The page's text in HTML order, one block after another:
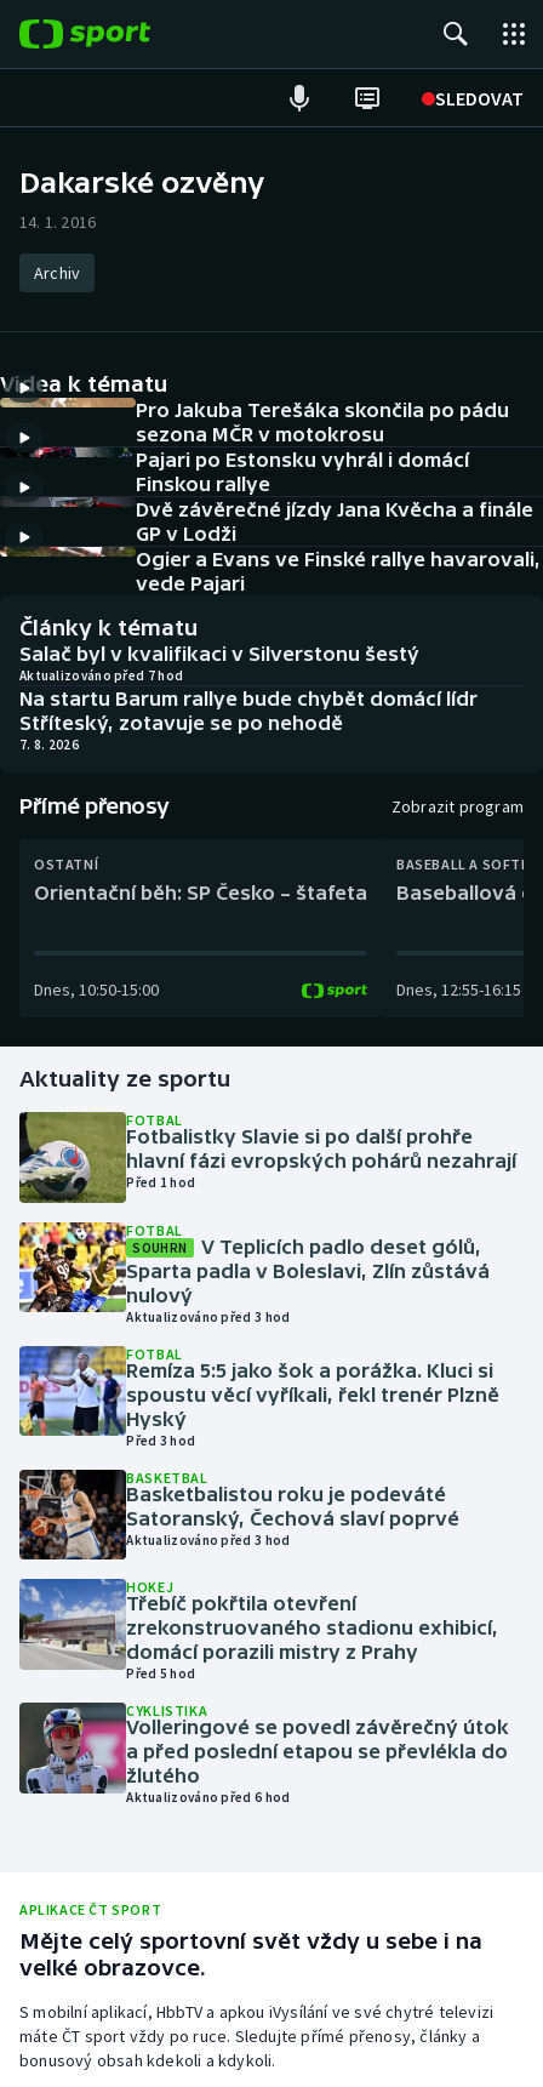
SLEDOVAT
Hokej
Tenis
Atletika
Cyklistika
DALŠÍ SPORTY
Americký fotbal
Baseball a softbal
Basketbal
Biatlon
Boby a skeleton
Box
Curling
Golf
Gymnastika
Házená
Jezdectví
Judo
Krasobruslení
Lezení
Lyže a snowboard
Moderní pětiboj
Motorsport
Olympijské hry
Parasport
Plavání
Ragby
Rychlobruslení
Rychlostní kanoistika
Short track
NEPŘEHLÉDNĚTE
Soutěže
Historické návraty
Aplikace ČT sport
AZ kvíz
Dakarské ozvěny
14. 1. 2016
Archiv
Videa k tématu
Pro Jakuba Terešáka skončila po pádu
sezona MČR v motokrosu
Pajari po Estonsku vyhrál i domácí
Finskou rallye
Dvě závěrečné jízdy Jana Kvěcha a finále
GP v Lodži
Ogier a Evans ve Finské rallye havarovali,
vede Pajari
Články k tématu
Salač byl v kvalifikaci v Silverstonu šestý
Aktualizováno před 7 hod
Na startu Barum rallye bude chybět domácí lídr
Stříteský, zotavuje se po nehodě
7. 8. 2026
Přímé přenosy Zobrazit program
OSTATNÍ
Orientační běh: SP Česko – štafeta
Dnes, 10:50-15:00
BASEBALL A
Baseballová
Dnes, 12:55-16:15
Aktuality ze sportu
FOTBAL
Fotbalistky Slavie si po další prohře
hlavní fázi evropských pohárů nezahrají
Před 1 hod
FOTBAL
SOUHRN
V Teplicích padlo deset gólů,
Sparta padla v Boleslavi, Zlín zůstává
nulový
Aktualizováno před 3 hod
FOTBAL
Remíza 5:5 jako šok a porážka. Kluci si
spoustu věcí vyříkali, řekl trenér Plzně
Hyský
Před 3 hod
BASKETBAL
Basketbalistou roku je podeváté
Satoranský, Čechová slaví poprvé
Aktualizováno před 3 hod
HOKEJ
Třebíč pokřtila otevření
zrekonstruovaného stadionu exhibicí,
domácí porazili mistry z Prahy
Před 5 hod
CYKLISTIKA
Volleringové se povedl závěrečný útok
a před poslední etapou se převlékla do
žlutého
Aktualizováno před 6 hod
APLIKACE ČT SPORT
Mějte celý sportovní svět vždy u sebe i na
velké obrazovce.
S mobilní aplikací, HbbTV a apkou iVysílání ve své chytré televizi
máte ČT sport vždy po ruce. Sledujte přímé přenosy, články a
bonusový obsah kdekoli a kdykoli.